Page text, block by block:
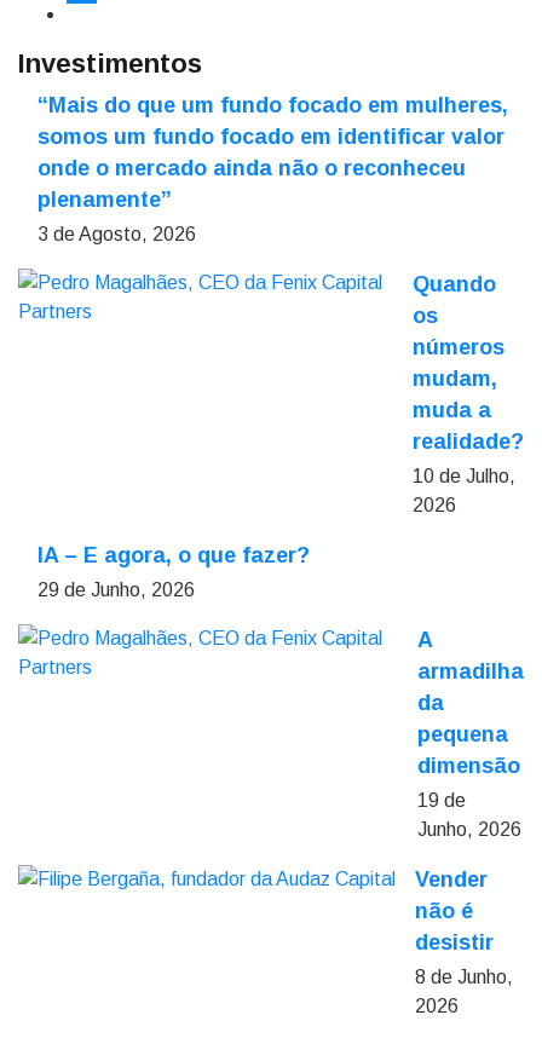
Investimentos
“Mais do que um fundo focado em mulheres,
somos um fundo focado em identificar valor
onde o mercado ainda não o reconheceu
plenamente”
3 de Agosto, 2026
Quando
os
números
mudam,
muda a
realidade?
10 de Julho,
2026
IA – E agora, o que fazer?
29 de Junho, 2026
A
armadilha
da
pequena
dimensão
19 de
Junho, 2026
Vender
não é
desistir
8 de Junho,
2026